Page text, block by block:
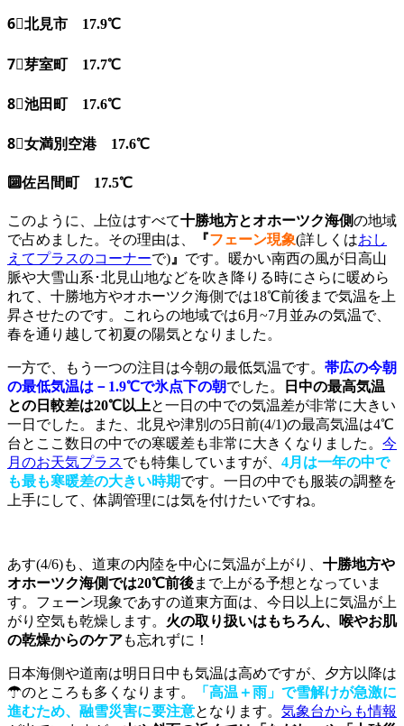
6⃣北見市 17.9℃
7⃣芽室町 17.7℃
8⃣池田町 17.6℃
8⃣女満別空港 17.6℃
🔟佐呂間町 17.5℃
このように、上位はすべて十勝地方とオホーツク海側の地域
で占めました。その理由は、
『フェーン現象(詳しくはおし
えてプラスのコーナーで) 』 です。暖かい南西の風が日高山
脈や大雪山系･北見山地などを吹き降りる時にさらに暖めら
れて、十勝地方やオホーツク海側では18℃前後まで気温を上
昇させたのです。これらの地域では6月~7月並みの気温で、
春を通り越して初夏の陽気となりました。
一方で、もう一つの注目は今朝の最低気温です。 帯広の今朝
の最低気温は－1.9℃で氷点下の朝でした。
日中の最高気温
との日較差は20℃以上と一日の中での気温差が非常に大きい
一日でした。また、北見や津別の5日前(4/1)の最高気温は4℃
台とここ数日の中での寒暖差も非常に大きくなりました。 今
月のお天気プラスでも特集していますが、 4月は一年の中で
も最も寒暖差の大きい時期です。一日の中でも服装の調整を
上手にして、体調管理には気を付けたいですね。
あす(4/6)も、道東の内陸を中心に気温が上がり、 十勝地方や
オホーツク海側では20℃前後まで上がる予想となっていま
す。フェーン現象であすの道東方面は、今日以上に気温が上
がり空気も乾燥します。 火の取り扱いはもちろん、喉やお肌
の乾燥からのケアも忘れずに！
日本海側や道南は明日日中も気温は高めですが、夕方以降は
☂のところも多くなります。
「高温＋雨」で雪解けが急激に
進むため、融雪災害に要注意となります。 気象台からも情報